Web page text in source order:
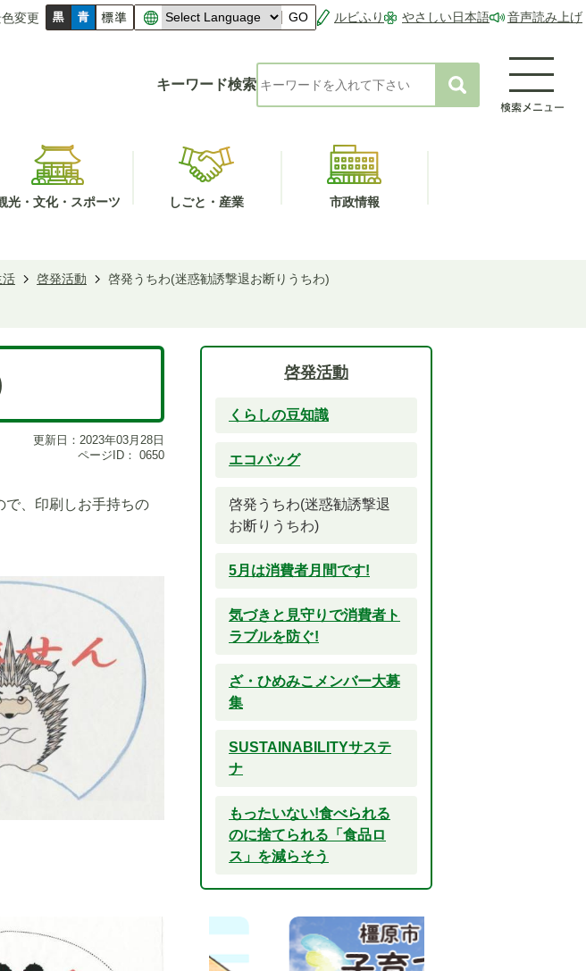
変更 GO ルビふり やさしい日本語 音声読み上げ
キーワード検索
光・文化・スポーツ しごと・産業 市政情報
活 啓発活動 啓発うちわ(迷惑勧誘撃退お断りうちわ)
更新日：2023年03月28日
ページID： 0650
で、印刷しお手持ちの
啓発活動
くらしの豆知識
エコバッグ
啓発うちわ(迷惑勧誘撃退
お断りうちわ)
5月は消費者月間です!
気づきと見守りで消費者ト
ラブルを防ぐ!
ざ・ひめみこメンバー大募
集
SUSTAINABILITYサステ
ナ
もったいない!食べられる
のに捨てられる「食品ロ
ス」を減らそう